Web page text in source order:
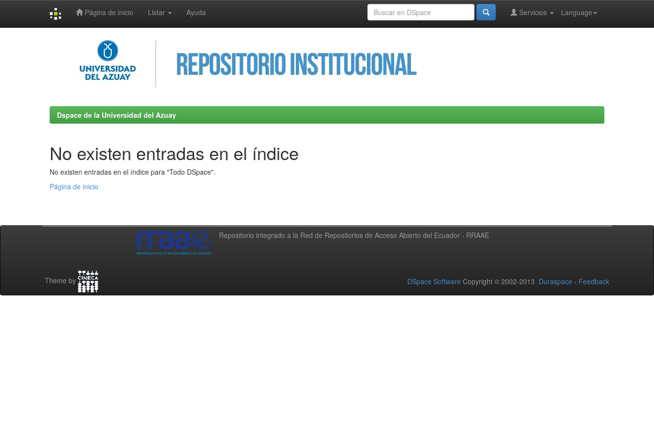
Página de inicio Listar Ayuda Language
Servicios
Dspace de la Universidad del Azuay
No existen entradas en el índice
No existen entradas en el índice para "Todo DSpace".
Página de inicio
Repositorio integrado a la Red de Repositorios de Acceso Abierto del Ecuador - RRAAE
Theme by DSpace Software Copyright © 2002-2013 Duraspace - Feedback